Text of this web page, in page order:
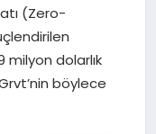
(Zero-
milyon dolarlık
böylece